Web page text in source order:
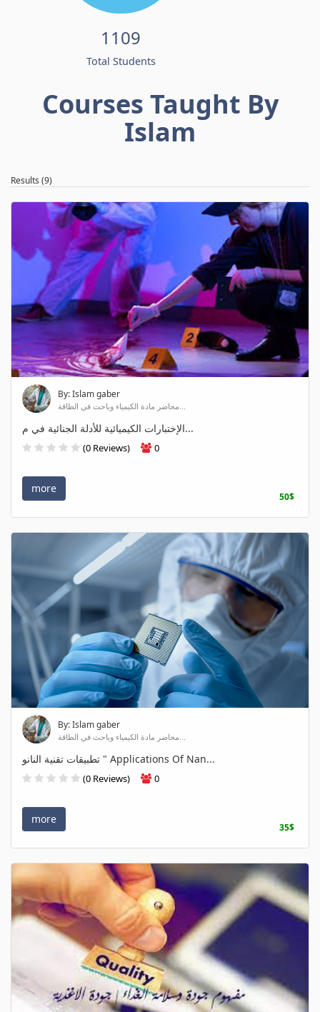
1109
Total Students
Courses Taught By
Islam
Results (9)
By: Islam gaber
محاضر مادة الكيمياء وباحث في الطاقة...
الإختبارات الكيميائية للأدلة الجنائية في م...
(0 Reviews) 0
more
50$
By: Islam gaber
محاضر مادة الكيمياء وباحث في الطاقة...
تطبيقات تقنية النانو " Applications Of Nan...
(0 Reviews) 0
more
35$